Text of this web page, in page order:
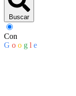
Buscar
Con
G o o g l e